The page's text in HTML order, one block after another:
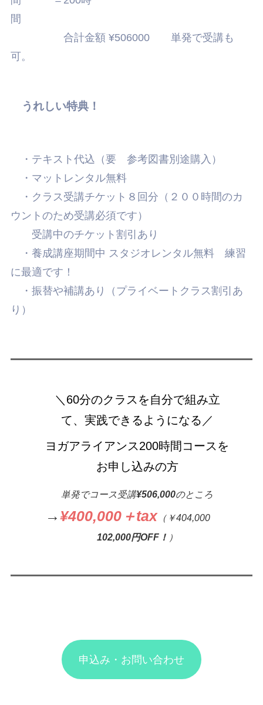
間
合計金額 ¥506000 単発で受講も
可。
うれしい特典！
・テキスト代込（要 参考図書別途購入）
・マットレンタル無料
・クラス受講チケット８回分（２００時間のカ
ウントのため受講必須です）
受講中のチケット割引あり
・養成講座期間中 スタジオレンタル無料 練習
に最適です！
・振替や補講あり（プライベートクラス割引あ
り）
＼60分のクラスを自分で組み立
て、実践できるようになる／
ヨガアライアンス200時間コースを
お申し込みの方
単発でコース受講¥506,000のところ
→¥400,000＋tax （￥404,000
102,000円OFF！ ）
申込み・お問い合わせ